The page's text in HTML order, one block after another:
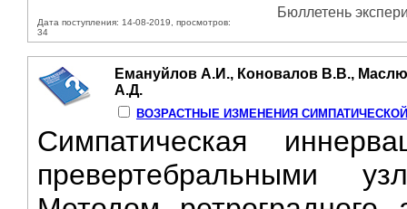
Дата поступления: 14-08-2019, просмотров:
34
Бюллетень
Емануйлов А.И., Коновалов В.В.,
А.Д.
ВОЗРАСТНЫЕ ИЗМЕНЕНИЯ
Симпатическая
превертебральными